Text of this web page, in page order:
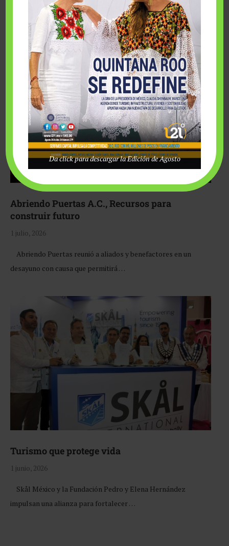
Fairmont Mayakoba y Make-A-Wish México unieron
esfuerzos para hacer realidad el deseo de una …
Abriendo Puertas A.C., Recursos para
construir futuro
1 julio, 2026
Abriendo Puertas reunió a aliados y benefactores en un
desayuno con causa que permitirá …
Turismo que protege vida
1 junio, 2026
Skål México y la Fundación Pedro y Elena Hernández
impulsan una alianza para fortalecer …
Da click para descargar la Edición de Agosto